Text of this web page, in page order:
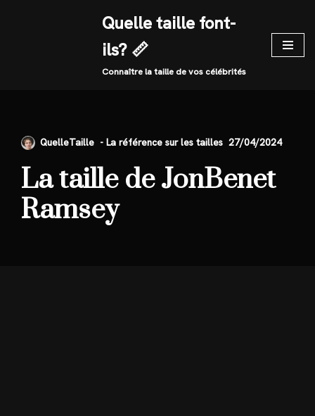
Quelle taille font-
ils? 📏
Connaître la taille de vos célébrités
QuelleTaille 27/04/2024
La taille de JonBenet
Ramsey